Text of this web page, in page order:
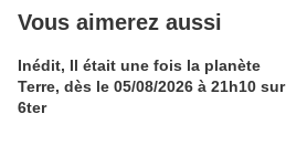
Vous aimerez aussi
Inédit, Il était une fois la planète
Terre, dès le 05/08/2026 à 21h10 sur
6ter